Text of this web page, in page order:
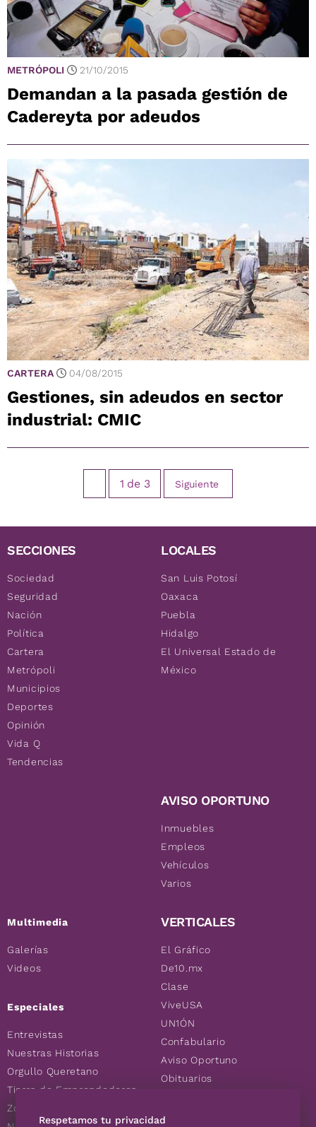
METRÓPOLI 21/10/2015
Demandan a la pasada gestión de
Cadereyta por adeudos
CARTERA 04/08/2015
Gestiones, sin adeudos en sector
industrial: CMIC
1 de 3 Siguiente
SECCIONES
Sociedad
Seguridad
Nación
Política
Cartera
Metrópoli
Municipios
Deportes
Opinión
Vida Q
Tendencias
Multimedia
Galerías
Videos
Especiales
Entrevistas
Nuestras Historias
Orgullo Queretano
Tierra de Emprendedores
Zoociales
LOCALES
San Luis Potosí
Oaxaca
Puebla
Hidalgo
El Universal Estado de
México
AVISO OPORTUNO
Inmuebles
Empleos
Vehículos
Varios
VERTICALES
El Gráfico
De10.mx
Clase
ViveUSA
UN1ÓN
Confabulario
Aviso Oportuno
Obituarios
Consultas
Respetamos tu privacidad